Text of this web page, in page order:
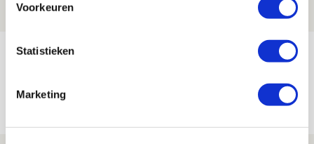
Voorkeuren
Statistieken
Marketing
NIEUWS
Trotse Klaassen: ‘Vierhonderd duels
06 AUGUSTUS 2026 - 23:43